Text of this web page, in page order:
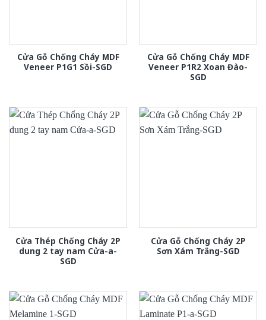
Cửa Gỗ Chống Cháy MDF
Veneer P1G1 Sồi-SGD
Cửa Gỗ Chống Cháy MDF
Veneer P1R2 Xoan Đào-
SGD
Cửa Thép Chống Cháy 2P
dung 2 tay nam Cửa-a-
SGD
Cửa Gỗ Chống Cháy 2P
Sơn Xám Trắng-SGD